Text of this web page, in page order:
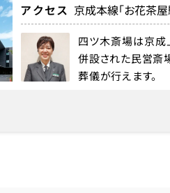
アクセス 京成本線「お花茶
四ツ木斎場は京成
併設された民営斎
葬儀が行えます。